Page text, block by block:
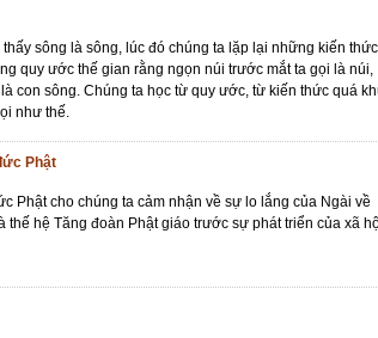
sông là sông, lúc đó chúng ta lặp lại những kiến thức
quy ước thế gian rằng ngọn núi trước mắt ta gọi là núi,
con sông. Chúng ta học từ quy ước, từ kiến thức quá
như thế.
Phật
Phật cho chúng ta cảm nhận về sự lo lắng của Ngài về
thế hệ Tăng đoàn Phật giáo trước sự phát triển của xã